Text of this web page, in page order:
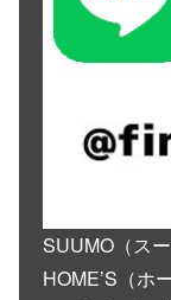
SUUMO（ス
HOME’S（ホ